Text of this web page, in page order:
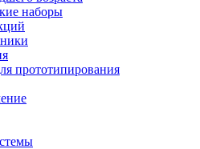
наборы
прототипирования